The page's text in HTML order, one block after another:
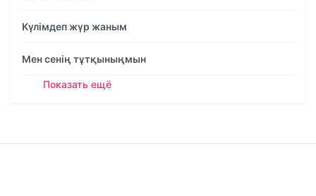
Күлімдеп жүр жаным
Мен сенің тұтқыныңмын
Показать ещё